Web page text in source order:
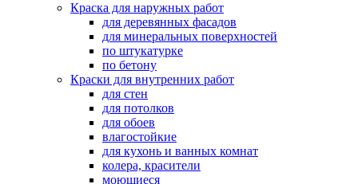
Краска для наружных работ
для деревянных фасадов
для минеральных поверхностей
по штукатурке
по бетону
Краски для внутренних работ
для стен
для потолков
для обоев
влагостойкие
для кухонь и ванных комнат
колера, красители
моющиеся